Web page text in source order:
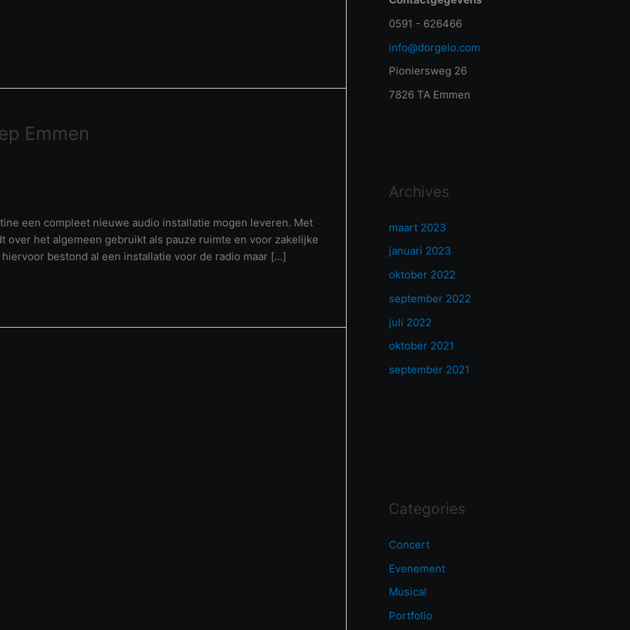
Emmen
een compleet nieuwe audio installatie mogen leveren. Met
over het algemeen gebruikt als pauze ruimte en voor zakelijke
bestond al een installatie voor de radio maar […]
0591 - 626466
info@dorgelo.com
Pioniersweg 26
7826 TA Emmen
Archives
maart 2023
januari 2023
oktober 2022
september 2022
juli 2022
oktober 2021
september 2021
Categories
Concert
Evenement
Musical
Portfolio